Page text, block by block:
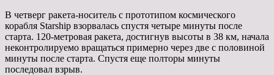
В четверг ракета-носитель с прототипом космического
корабля Starship взорвалась спустя четыре минуты после
старта. 120-метровая ракета, достигнув высоты в 38 км, начала
неконтролируемо вращаться примерно через две с половиной
минуты после старта. Спустя еще полторы минуты
последовал взрыв.